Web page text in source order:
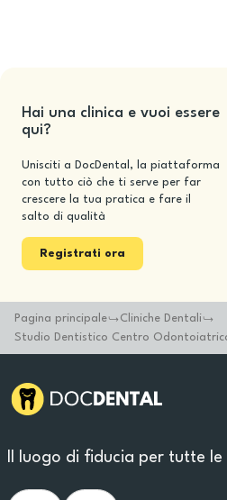
Hai una clinica e vuoi essere
qui?
Unisciti a DocDental, la piattaforma
con tutto ciò che ti serve per far
crescere la tua pratica e fare il
salto di qualità
Registrati ora
Pagina principale
Cliniche Dentali
Studio Dentistico Centro
Il luogo di fiducia per tutte